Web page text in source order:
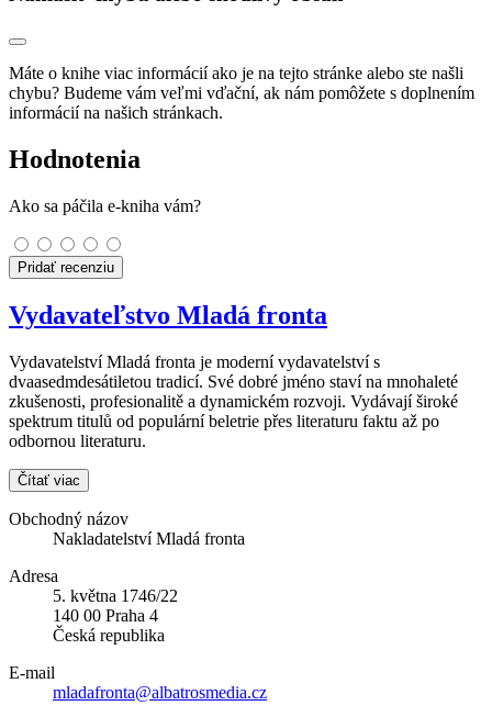
Máte o knihe viac informácií ako je na tejto stránke alebo ste našli
chybu? Budeme vám veľmi vďační, ak nám pomôžete s doplnením
informácií na našich stránkach.
Hodnotenia
Ako sa páčila e-kniha vám?
Pridať recenziu
Vydavateľstvo Mladá fronta
Vydavatelství Mladá fronta je moderní vydavatelství s
dvaasedmdesátiletou tradicí. Své dobré jméno staví na mnohaleté
zkušenosti, profesionalitě a dynamickém rozvoji. Vydávají široké
spektrum titulů od populární beletrie přes literaturu faktu až po
odbornou literaturu.
Čítať viac
Obchodný názov
Nakladatelství Mladá fronta
Adresa
5. května 1746/22
140 00 Praha 4
Česká republika
E-mail
mladafronta@albatrosmedia.cz